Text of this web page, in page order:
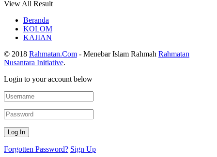
View All Result
Beranda
KOLOM
KAJIAN
© 2018 Rahmatan.Com - Menebar Islam Rahmah Rahmatan
Nusantara Initiative.
Login to your account below
Forgotten Password? Sign Up